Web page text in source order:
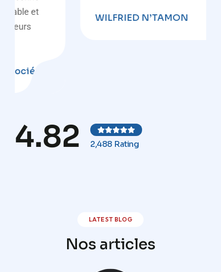
WILFRIED N’TAMON
4.82 2,488 Rating
LATEST BLOG
Nos articles